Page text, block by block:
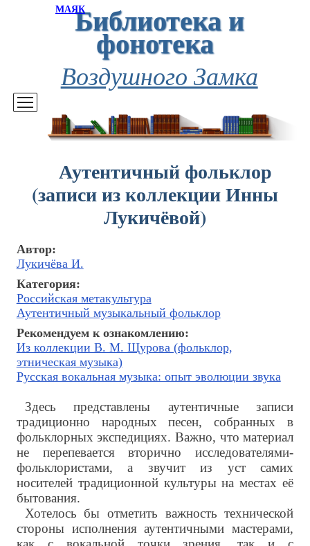
МАЯКБиблиотека и
фонотека
Воздушного Замка
Аутентичный фольклор
(записи из коллекции Инны
Лукичёвой)
Автор:
Лукичёва И.
Категория:
Российская метакультура
Аутентичный музыкальный фольклор
Рекомендуем к ознакомлению:
Из коллекции В. М. Щурова (фольклор,
этническая музыка)
Русская вокальная музыка: опыт эволюции звука
Здесь представлены аутентичные записи
традиционно народных песен, собранных в
фольклорных экспедициях. Важно, что материал
не перепевается вторично исследователями-
фольклористами, а звучит из уст самих
носителей традиционной культуры на местах её
бытования.
Хотелось бы отметить важность технической
стороны исполнения аутентичными мастерами,